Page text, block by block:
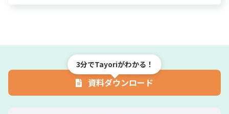
3分でTayoriがわかる！
資料ダウンロード